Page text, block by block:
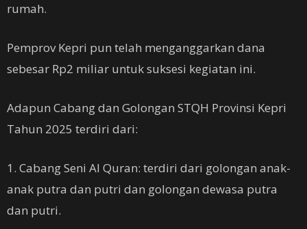
rumah.
Pemprov Kepri pun telah menganggarkan dana
sebesar Rp2 miliar untuk suksesi kegiatan ini.
Adapun Cabang dan Golongan STQH Provinsi Kepri
Tahun 2025 terdiri dari:
1. Cabang Seni Al Quran: terdiri dari golongan anak-
anak putra dan putri dan golongan dewasa putra
dan putri.